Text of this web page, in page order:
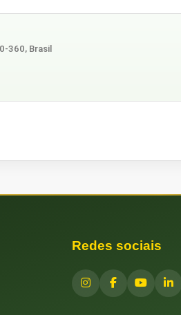
360, Brasil
Redes sociais